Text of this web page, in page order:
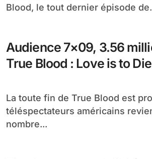
Blood, le tout dernier épisode
Audience 7×09, 3.56
True Blood : Love is to Die
La toute fin de True Blood est proche et les
téléspectateurs américains
nombre...